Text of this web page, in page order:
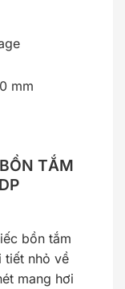
mm
TẮM
bồn tắm
tiết nhỏ về
mang hơi